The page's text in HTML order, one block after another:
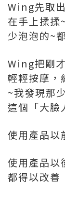
Wing先取
在手上揉揉
少泡泡的~
Wing把剛
輕輕按摩，
~我發現那
這個「大臉
使用產品以
使用產品以
都得以改善